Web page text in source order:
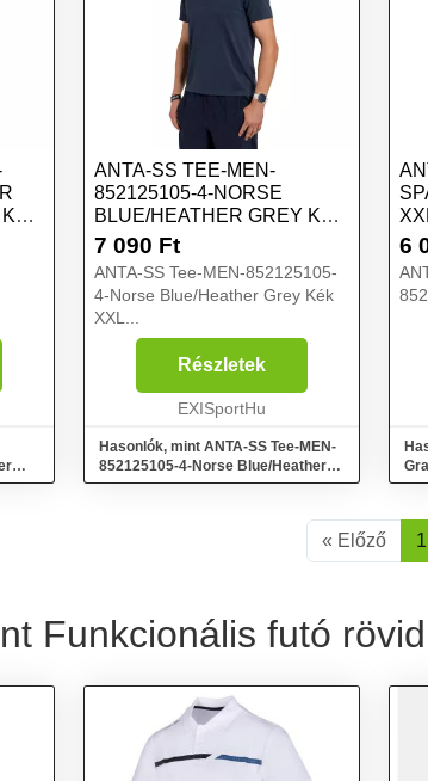
ANTA-SS TEE-MEN-
852125105-4-NORSE
BLUE/HEATHER GREY KÉK
XXL
7 090 Ft
ANTA-SS Tee-MEN-852125105-
4-Norse Blue/Heather Grey Kék
XXL...
Részletek
EXISportHu
Hasonlók, mint ANTA-SS Tee-MEN-
852125105-4-Norse Blue/Heather
Grey Kék XXL
6
« Előző 1
Funkcionális futó